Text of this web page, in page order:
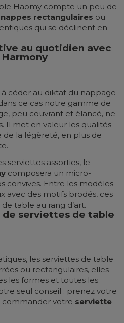
Haomy compte un peu de
nappes rectangulaires ou
qui se déclinent en
au quotidien avec
à céder au diktat du nappage
ce cas notre gamme de
peu couvrant et élancé, ne
Il met en valeur les qualités
la légèreté, en plus de
serviettes assorties, le
composera un micro-
convives. Entre les modèles
avec des motifs brodés, ces
table au rang d’art.
de serviettes de table
les serviettes de table
ou rectangulaires, elles
les formes et toutes les
seul conseil : prenez votre
commander votre serviette